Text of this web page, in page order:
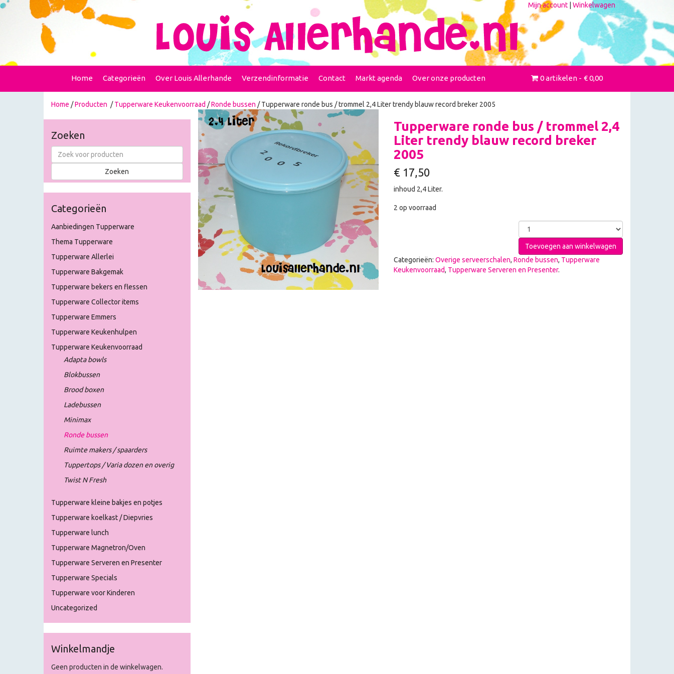
Mijn account Winkelwagen
Home Categorieën Over Louis Allerhande Verzendinformatie Contact Markt agenda Over onze producten 0 artikelen € 0,00
Home /Producten /Tupperware Keukenvoorraad /Ronde bussen / Tupperware ronde bus / trommel 2,4 Liter trendy blauw record breker 2005
Zoeken
Categorieën
Aanbiedingen Tupperware
Thema Tupperware
Tupperware Allerlei
Tupperware Bakgemak
Tupperware bekers en flessen
Tupperware Collector items
Tupperware Emmers
Tupperware Keukenhulpen
Tupperware Keukenvoorraad
Adapta bowls
Blokbussen
Brood boxen
Ladebussen
Minimax
Ronde bussen
Ruimte makers / spaarders
Tuppertops / Varia dozen en overig
Twist N Fresh
Tupperware kleine bakjes en potjes
Tupperware koelkast / Diepvries
Tupperware lunch
Tupperware Magnetron/Oven
Tupperware Serveren en Presenter
Tupperware Specials
Tupperware voor Kinderen
Uncategorized
Winkelmandje
Geen producten in de winkelwagen.
Tupperware ronde bus / trommel 2,4
Liter trendy blauw record breker
2005
€17,50
inhoud 2,4 Liter.
2 op voorraad
Toevoegen aan winkelwagen
Categorieën: Overige serveerschalen, Ronde bussen, Tupperware
Keukenvoorraad, Tupperware Serveren en Presenter.